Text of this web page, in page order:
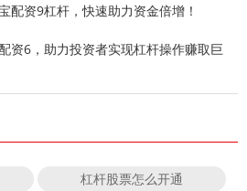
配资9杠杆，快速助力资金倍增！
资6，助力投资者实现杠杆操作赚取巨
杠杆股票怎么开通